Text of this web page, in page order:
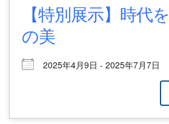
【特別展示】時代
の美
2025年4月9日 - 2025年7月7日